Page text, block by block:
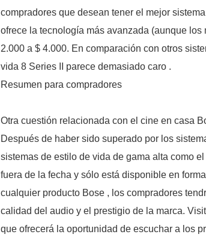
compradores que desean tener el mejor
ofrece la tecnología más avanzada (aunque
2.000 a $ 4.000. En comparación con otros
vida 8 Series II parece demasiado caro .
Resumen para compradores
Otra cuestión relacionada con el cine en casa
Después de haber sido superado por los
sistemas de estilo de vida de gama alta como
fuera de la fecha y sólo está disponible en
cualquier producto Bose , los compradores
calidad del audio y el prestigio de la marca.
que ofrecerá la oportunidad de escuchar a los